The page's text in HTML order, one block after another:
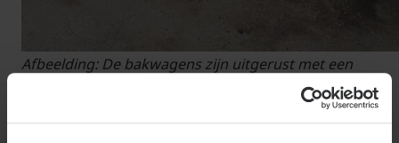
Afbeelding: De bakwagens zijn uitgerust met een
roldeur aan de achterzijde. Deze is beletterd in de